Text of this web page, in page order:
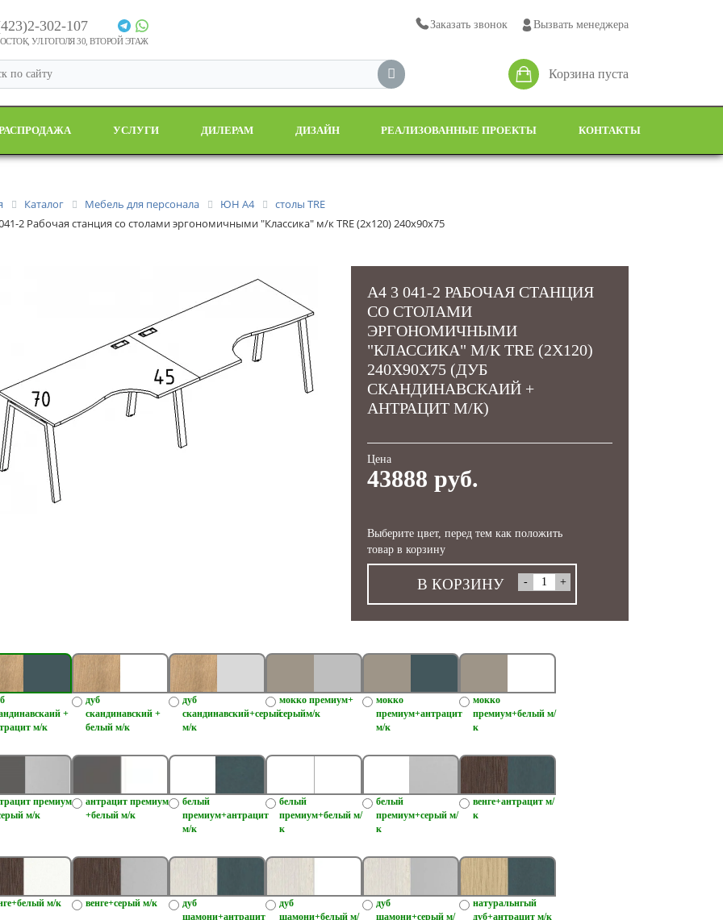
302-107
УЛ.ГОГОЛЯ 30, ВТОРОЙ ЭТАЖ
Заказать звонок Вызвать менеджера
Корзина пуста
УСЛУГИ ДИЛЕРАМ ДИЗАЙН РЕАЛИЗОВАННЫЕ ПРОЕКТЫ КОНТАКТЫ
Каталог Мебель для персонала ЮН А4
столы TRE
2 Рабочая станция со столами эргономичными "Классика" м/к TRE (2х120) 240x90x75
А4 3 041-2 РАБОЧАЯ СТАНЦИЯ
СО СТОЛАМИ
ЭРГОНОМИЧНЫМИ
"КЛАССИКА" М/К TRE (2Х120)
240X90X75 (ДУБ
СКАНДИНАВСКАИЙ +
АНТРАЦИТ М/К)
Цена
43888 руб.
Выберите цвет, перед тем как положить
товар в корзину
В КОРЗИНУ
+
м/к
дуб
скандинавский +
белый м/к
дуб
скандинавский+серый
м/к
мокко премиум+
серыйм/к
мокко
премиум+антрацит
м/к
мокко
премиум+белый м/
к
премиум
м/к
антрацит премиум
+белый м/к
белый
премиум+антрацит
м/к
белый
премиум+белый м/
к
белый
премиум+серый м/
к
венге+антрацит м/
к
м/к венге+серый м/к
дуб
шамони+антрацит
дуб
шамони+белый м/
дуб
шамони+серый м/
натуральнгый
дуб+антрацит м/к